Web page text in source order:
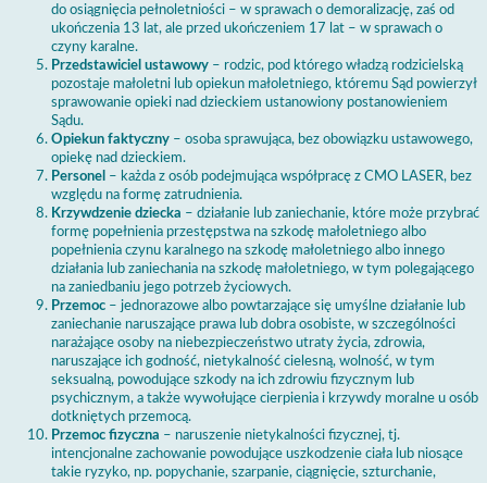
do osiągnięcia pełnoletniości – w sprawach o demoralizację, zaś od
ukończenia 13 lat, ale przed ukończeniem 17 lat – w sprawach o
czyny karalne.
Przedstawiciel ustawowy – rodzic, pod którego władzą rodzicielską
pozostaje małoletni lub opiekun małoletniego, któremu Sąd powierzył
sprawowanie opieki nad dzieckiem ustanowiony postanowieniem
Sądu.
Opiekun faktyczny – osoba sprawująca, bez obowiązku ustawowego,
opiekę nad dzieckiem.
Personel – każda z osób podejmująca współpracę z CMO LASER, bez
względu na formę zatrudnienia.
Krzywdzenie dziecka – działanie lub zaniechanie, które może przybrać
formę popełnienia przestępstwa na szkodę małoletniego albo
popełnienia czynu karalnego na szkodę małoletniego albo innego
działania lub zaniechania na szkodę małoletniego, w tym polegającego
na zaniedbaniu jego potrzeb życiowych.
Przemoc – jednorazowe albo powtarzające się umyślne działanie lub
zaniechanie naruszające prawa lub dobra osobiste, w szczególności
narażające osoby na niebezpieczeństwo utraty życia, zdrowia,
naruszające ich godność, nietykalność cielesną, wolność, w tym
seksualną, powodujące szkody na ich zdrowiu fizycznym lub
psychicznym, a także wywołujące cierpienia i krzywdy moralne u osób
dotkniętych przemocą.
Przemoc fizyczna – naruszenie nietykalności fizycznej, tj.
intencjonalne zachowanie powodujące uszkodzenie ciała lub niosące
takie ryzyko, np. popychanie, szarpanie, ciągnięcie, szturchanie,